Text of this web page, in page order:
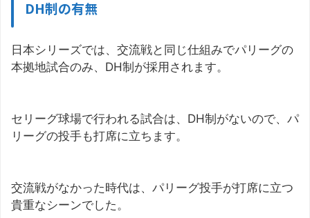
DH制の有無
日本シリーズでは、交流戦と同じ仕組みでパリーグの
本拠地試合のみ、DH制が採用されます。
セリーグ球場で行われる試合は、DH制がないので、パ
リーグの投手も打席に立ちます。
交流戦がなかった時代は、パリーグ投手が打席に立つ
貴重なシーンでした。